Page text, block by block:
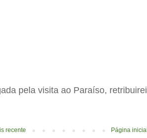
pela visita ao Paraíso,
recente Página